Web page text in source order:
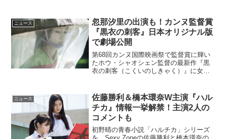
ズ9月3日に放送される第5話では、草加
（遠藤憲一）...
ニュース
忽那汐里の出演も！カンヌ監督賞
『黒衣の刺客』日本オリジナル版
で劇場公開
第68回カンヌ国際映画祭で監督賞に輝い
たホウ・シャオシェン監督の最新作『黒
衣の刺客（こくいのしきゃく）』に女
ターズカットで公開『黒衣の刺客』映画
『黒衣の刺客』は唐代の中...
ニュース
佐藤勝利＆橋本環奈W主演『ハル
チカ』情報一挙解禁！主演2人の
コメントも
初野晴の青春小説「ハルチカ」シリーズ